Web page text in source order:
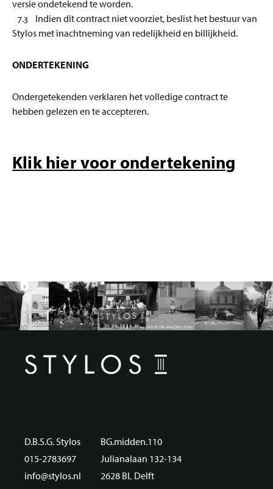
versie ondetekend te worden.
7.3 Indien dit contract niet voorziet, beslist het bestuur van
Stylos met inachtneming van redelijkheid en billijkheid.
ONDERTEKENING
Ondergetekenden verklaren het volledige contract te
hebben gelezen en te accepteren.
Klik hier voor ondertekening
D.B.S.G. Stylos
015-2783697
info@stylos.nl
BG.midden.110
Julianalaan 132-134
2628 BL Delft